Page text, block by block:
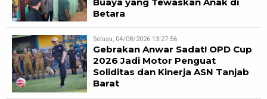
Betara
Selasa, 04/08/2026 13:27:56
Gebrakan Anwar Sadat! OPD Cup
2026 Jadi Motor Penguat
Soliditas dan Kinerja ASN Tanjab
Barat